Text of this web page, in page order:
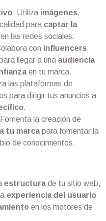
: Utiliza imágenes,
para captar la
las redes sociales.
con influencers
llegar a una audiencia
en tu marca.
las plataformas de
para dirigir tus anuncios a
.
la creación de
tu marcapara fomentar la
de conocimientos.
estructurade tu sitio web,
experiencia del usuario
en los motores de